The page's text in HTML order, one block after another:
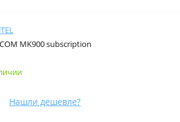
MK900 subscription
Нашли дешевле?